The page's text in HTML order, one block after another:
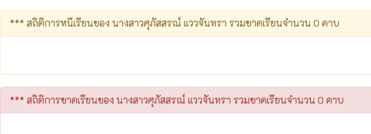
*** สถิติการหนีเรียนของ นางสาวศุภัสสรณ์ แววจันทรา รวมขาดเรียนจำนวน 0 คาบ
*** สถิติการขาดเรียนของ นางสาวศุภัสสรณ์ แววจันทรา รวมขาดเรียนจำนวน 0 คาบ